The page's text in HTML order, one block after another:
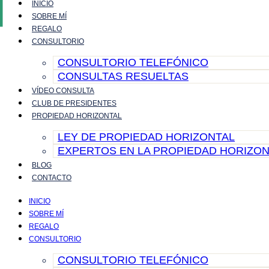
contenido
INICIO
SOBRE MÍ
REGALO
CONSULTORIO
CONSULTORIO TELEFÓNICO
CONSULTAS RESUELTAS
VÍDEO CONSULTA
CLUB DE PRESIDENTES
PROPIEDAD HORIZONTAL
LEY DE PROPIEDAD HORIZONTAL
EXPERTOS EN LA PROPIEDAD
BLOG
CONTACTO
INICIO
SOBRE MÍ
REGALO
CONSULTORIO
CONSULTORIO TELEFÓNICO